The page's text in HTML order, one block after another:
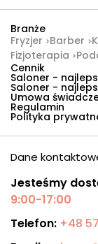
Branże
Fryzjer Barber
Fizjoterapia
Cennik
Saloner -
Saloner -
Umowa
Regulamin
Polityka
Dane
Jesteśmy
9:00-17:00
Telefon: +48